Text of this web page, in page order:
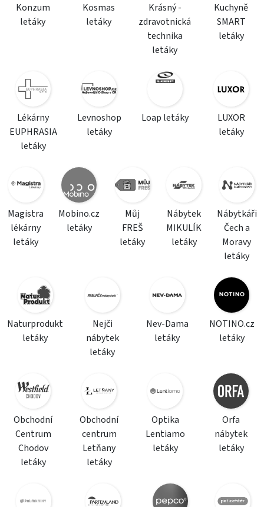
Konzum
letáky
Kosmas
letáky
Krásný -
zdravotnická
technika
letáky
Kuchyně
SMART
letáky
Lékárny
EUPHRASIA
letáky
Levnoshop
letáky
Loap letáky
LUXOR
letáky
Magistra
lékárny
letáky
Mobino.cz
letáky
Můj
FREŠ
letáky
Nábytek
MIKULÍK
letáky
Nábytkáři
Čech a
Moravy
letáky
Naturprodukt
letáky
Nejči
nábytek
letáky
Nev-Dama
letáky
NOTINO.cz
letáky
Obchodní
Centrum
Chodov
letáky
Obchodní
centrum
Letňany
letáky
Optika
Lentiamo
letáky
Orfa
nábytek
letáky